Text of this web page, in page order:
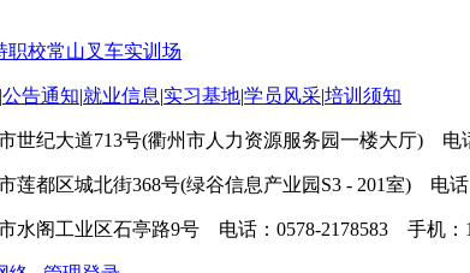
职校常山叉车实训场
|公告通知|就业信息|实习基地|学员风采|培训须知
世纪大道713号(衢州市人力资源服务园一楼大厅) 电
莲都区城北街368号(绿谷信息产业园S3 - 201室) 电
水阁工业区石亭路9号 电话：0578-2178583 手机：